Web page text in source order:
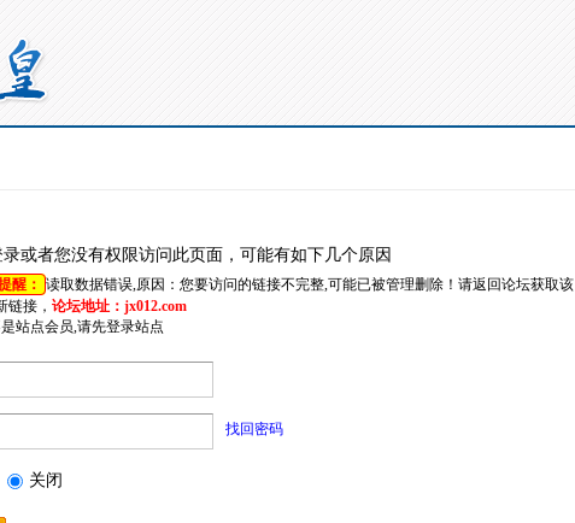
或者您没有权限访问此页面，可能有如下几个原因
醒： 读取数据错误,原因：您要访问的链接不完整,可能已被管理删除！请返回论坛获取该
链接， 论坛地址：jx012.com
站点会员,请先登录站点
找回密码
关闭